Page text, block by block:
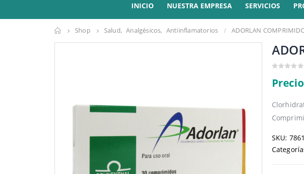
INICIO NUESTRA EMPRESA SERVICIOS
Shop Salud, Analgésicos, Antiinflamatorios ADORLAN
out
of
SKU: